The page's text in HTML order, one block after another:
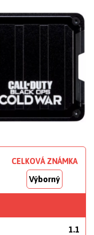
CELKOVÁ ZNÁMKA
Výborný
1.1